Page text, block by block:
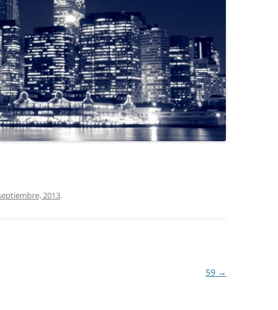
FLORES
MAR
PAISAJES
PIEDRAS
2013.
59 →